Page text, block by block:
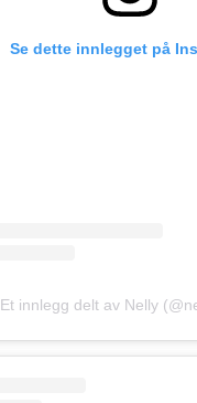
Se dette innlegget på
Et innlegg delt av Nelly